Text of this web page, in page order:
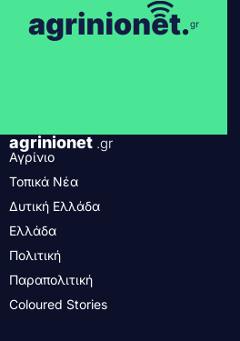
agrinionet .gr
Αγρίνιο
Τοπικά Νέα
Δυτική Ελλάδα
Ελλάδα
Πολιτική
Παραπολιτική
Coloured Stories